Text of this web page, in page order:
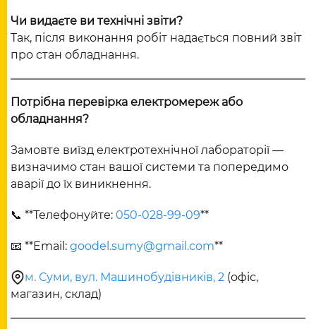
Чи видаєте ви технічні звіти?
Так, після виконання робіт надається повний звіт
про стан обладнання.
Потрібна перевірка електромереж або
обладнання?
Замовте виїзд електротехнічної лабораторії —
визначимо стан вашої системи та попередимо
аварії до їх виникнення.
📞 **Телефонуйте: 050-028-99-09**
📧 **Email: goodel.sumy@gmail.com**
м. Суми, вул. Машинобудівників, 2 (офіс,
магазин, склад)